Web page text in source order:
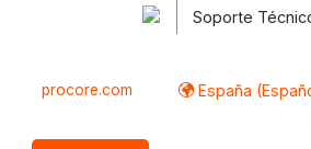
Soporte
procore.com España